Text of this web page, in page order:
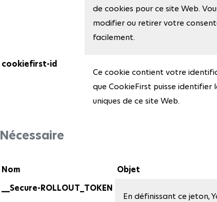
Nécessaire
de cookies pour ce site Web.
modifier ou retirer votre
facilement.
cookiefirst-id
Ce cookie contient votre
que CookieFirst puisse identifier
uniques de ce site Web.
Nom Objet
__Secure-ROLLOUT_TOKEN
En définissant ce jeton,